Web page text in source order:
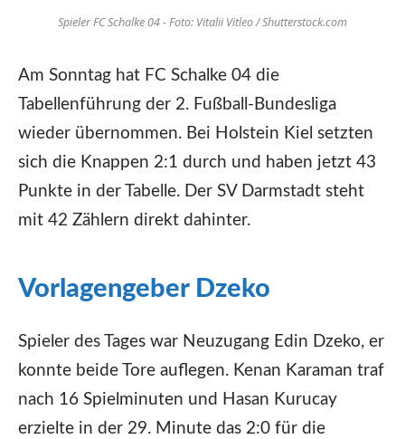
Spieler FC Schalke 04 - Foto: Vitalii Vitleo / Shutterstock.com
Am Sonntag hat FC Schalke 04 die
Tabellenführung der 2. Fußball-Bundesliga
wieder übernommen. Bei Holstein Kiel setzten
sich die Knappen 2:1 durch und haben jetzt 43
Punkte in der Tabelle. Der SV Darmstadt steht
mit 42 Zählern direkt dahinter.
Vorlagengeber Dzeko
Spieler des Tages war Neuzugang Edin Dzeko, er
konnte beide Tore auflegen. Kenan Karaman traf
nach 16 Spielminuten und Hasan Kurucay
erzielte in der 29. Minute das 2:0 für die